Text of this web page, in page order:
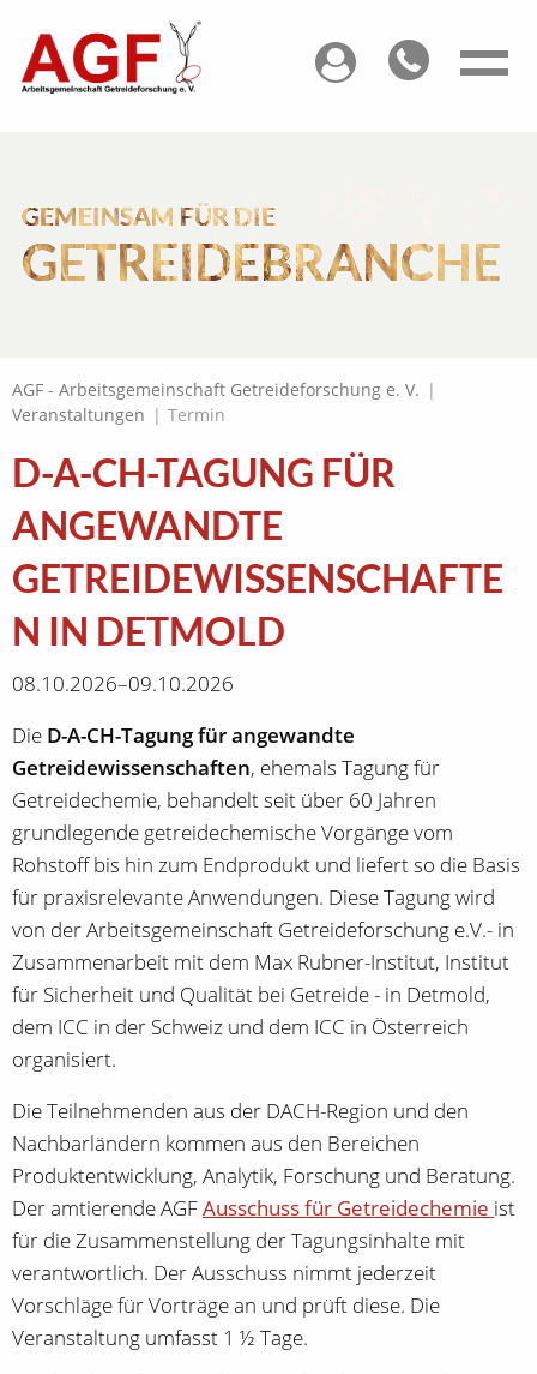
GEMEINSAM FÜR DIE
GETREIDEBRANCHE
AGF - Arbeitsgemeinschaft Getreideforschung e. V. |
Veranstaltungen | Termin
D-A-CH-TAGUNG FÜR
ANGEWANDTE
GETREIDEWISSENSCHAFTE
N IN DETMOLD
08.10.2026–09.10.2026
Die D-A-CH-Tagung für angewandte
Getreidewissenschaften, ehemals Tagung für
Getreidechemie, behandelt seit über 60 Jahren
grundlegende getreidechemische Vorgänge vom
Rohstoff bis hin zum Endprodukt und liefert so die Basis
für praxisrelevante Anwendungen. Diese Tagung wird
von der Arbeitsgemeinschaft Getreideforschung e.V.- in
Zusammenarbeit mit dem Max Rubner-Institut, Institut
für Sicherheit und Qualität bei Getreide - in Detmold,
dem ICC in der Schweiz und dem ICC in Österreich
organisiert.
Die Teilnehmenden aus der DACH-Region und den
Nachbarländern kommen aus den Bereichen
Produktentwicklung, Analytik, Forschung und Beratung.
Der amtierende AGFAusschuss für Getreidechemie ist
für die Zusammenstellung der Tagungsinhalte mit
verantwortlich. Der Ausschuss nimmt jederzeit
Vorschläge für Vorträge an und prüft diese. Die
Veranstaltung umfasst 1 ½ Tage.